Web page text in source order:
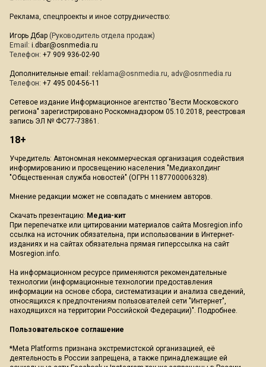
Реклама, спецпроекты и иное сотрудничество:
Игорь Дбар (Руководитель отдела продаж)
Email: i.dbar@osnmedia.ru
Телефон: +7 909 936-02-90
Дополнительные email: reklama@osnmedia.ru, adv@osnmedia.ru
Телефон: +7 495 004-56-11
Сетевое издание Информационное агентство "Вести Московского
региона" зарегистрировано Роскомнадзором 05.10.2018, реестровая
запись ЭЛ № ФС77-73861.
18+
Учредитель: Автономная некоммерческая организация содействия
информированию и просвещению населения "Медиахолдинг
"Общественная служба новостей" (ОГРН 1187700006328).
Мнение редакции может не совпадать с мнением авторов.
Скачать презентацию: Медиа-кит
При перепечатке или цитировании материалов сайта Mosregion.info
ссылка на источник обязательна, при использовании в Интернет-
изданиях и на сайтах обязательна прямая гиперссылка на сайт
Mosregion.info.
На информационном ресурсе применяются рекомендательные
технологии (информационные технологии предоставления
информации на основе сбора, систематизации и анализа сведений,
относящихся к предпочтениям пользователей сети "Интернет",
находящихся на территории Российской Федерации)". Подробнее.
Пользовательское соглашение
*Meta Platforms признана экстремистской организацией, её
деятельность в России запрещена, а также принадлежащие ей